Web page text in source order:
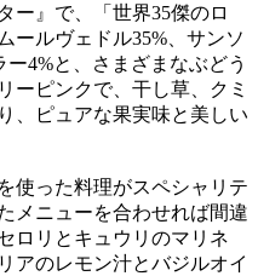
ー』で、「世界35傑のロ
ールヴェドル35%、サンソ
4%と、さまざまなぶどう
ーピンクで、干し草、クミ
、ピュアな果実味と美しい
使った料理がスペシャリテ
メニューを合わせれば間違
ロリとキュウリのマリネ
アのレモン汁とバジルオイ